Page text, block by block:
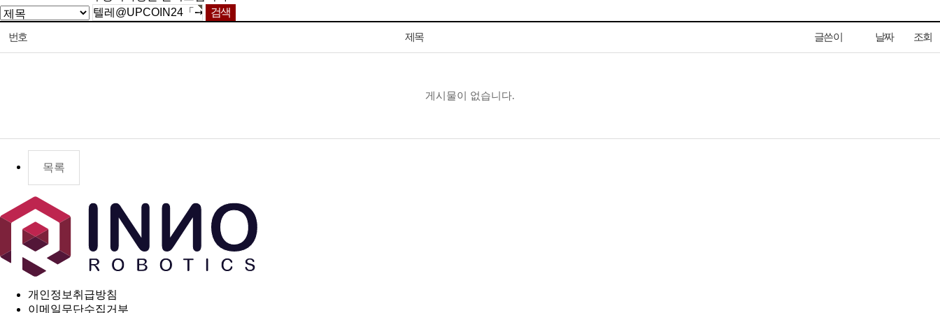
번호 제목 글쓴이 날짜 조회
게시물이 없습니다.
목록
개인정보취급방침
이메일무단수집거부